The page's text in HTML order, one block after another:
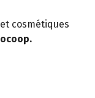
cosmétiques